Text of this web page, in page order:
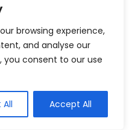
browsing experience,
and analyse our
you consent to our use
All Accept All
de caixas acústicas
com sua alta